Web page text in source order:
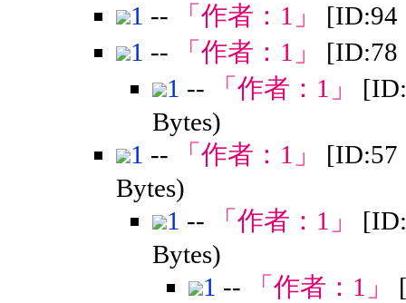
1 -- 「作者： 1 」
[ID:94
1 -- 「作者： 1 」
[ID:78
1 -- 「作者： 1 」
Bytes)
1 -- 「作者： 1 」
[ID:57
Bytes)
1 -- 「作者： 1 」
Bytes)
1 -- 「作者： 1 」